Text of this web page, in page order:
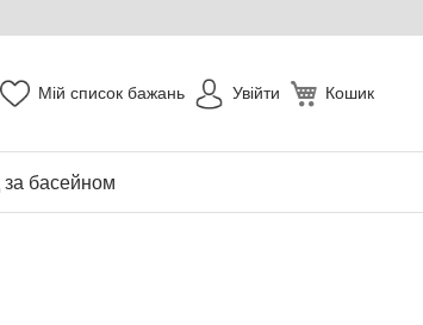
Кошик
Мій список бажань Увійти
басейном